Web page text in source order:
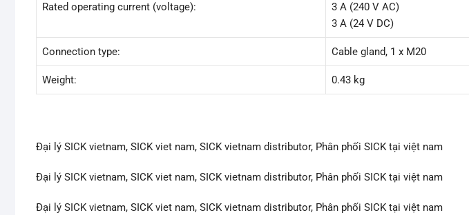
Rated operating current (voltage):
3 A (240 V AC)
3 A (24 V DC)
Connection type: Cable gland, 1 x M20
Weight: 0.43 kg
Đại lý SICK vietnam, SICK viet nam, SICK vietnam distributor, Phân phối SICK tại việt nam
Đại lý SICK vietnam, SICK viet nam, SICK vietnam distributor, Phân phối SICK tại việt nam
Đại lý SICK vietnam, SICK viet nam, SICK vietnam distributor, Phân phối SICK tại việt nam